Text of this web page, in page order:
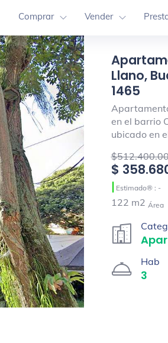
Comprar Vender
Llano,
1465
en el barrio
ubicado en
$
| Estimado® : -
122 m2 Área
Hab
3